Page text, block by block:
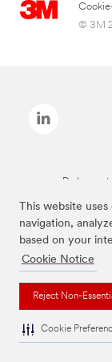
This website
navigation,
based on your
Cookie Notice
Reject Non-
Cookie
© 3M
De